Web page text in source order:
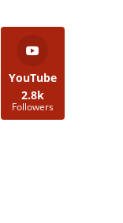
YouTube
2.8k
Followers